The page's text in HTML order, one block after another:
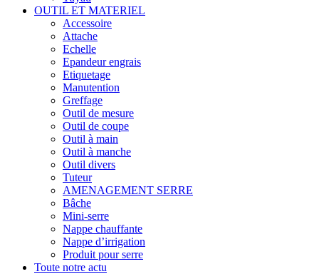
OUTIL ET MATERIEL
Accessoire
Attache
Echelle
Epandeur engrais
Etiquetage
Manutention
Greffage
Outil de mesure
Outil de coupe
Outil à main
Outil à manche
Outil divers
Tuteur
AMENAGEMENT SERRE
Bâche
Mini-serre
Nappe chauffante
Nappe d’irrigation
Produit pour serre
Toute notre actu